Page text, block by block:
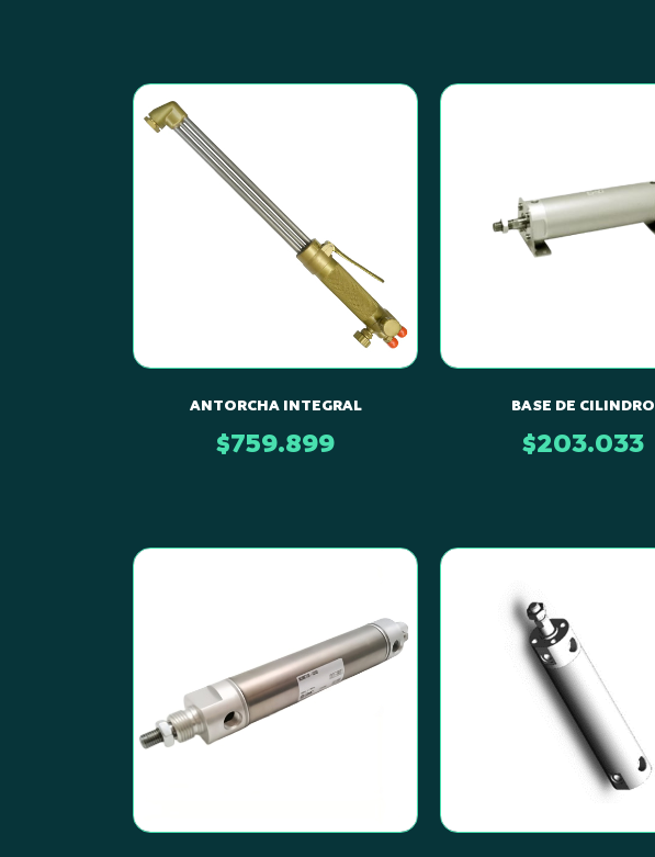
ANTORCHA INTEGRAL
$759.899
BASE DE CILINDRO
$203.033